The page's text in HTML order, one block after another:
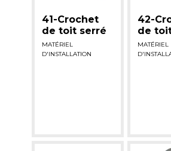
41-Crochet
de toit serré
MATÉRIEL
D'INSTALLATION
42-
de
MATÉRIEL